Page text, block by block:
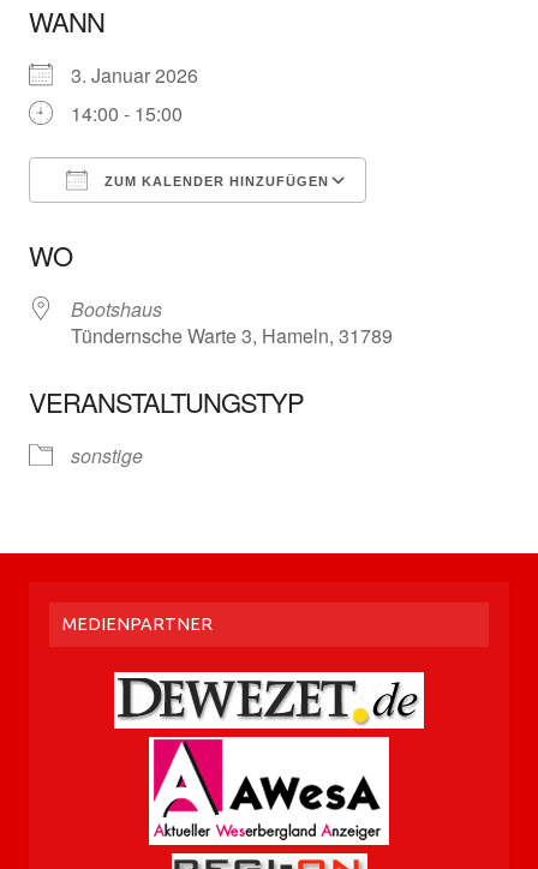
WANN
3. Januar 2026
14:00 - 15:00
ZUM KALENDER HINZUFÜGEN
WO
Bootshaus
Tündernsche Warte 3, Hameln, 31789
VERANSTALTUNGSTYP
sonstige
MEDIENPARTNER